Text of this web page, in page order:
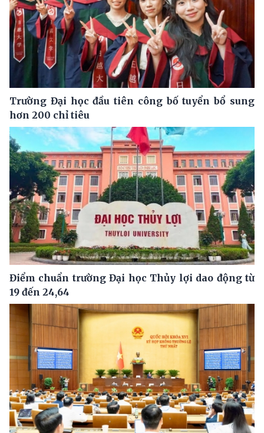
Trường Đại học đầu tiên công bố tuyển bổ sung
hơn 200 chỉ tiêu
Điểm chuẩn trường Đại học Thủy lợi dao động từ
19 đến 24,64